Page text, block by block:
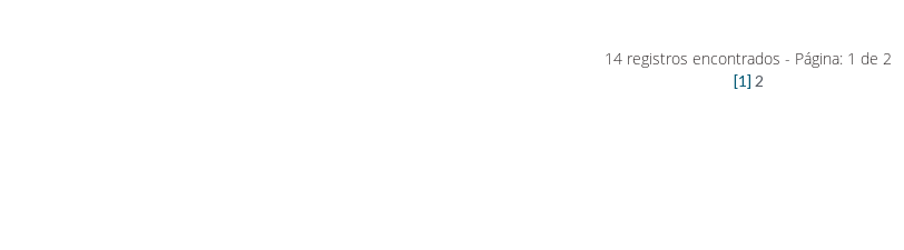
14 registros encontrados - Página: 1 de 2
[1] 2